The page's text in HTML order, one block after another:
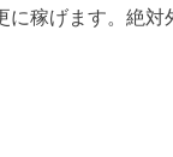
稼げます。絶対